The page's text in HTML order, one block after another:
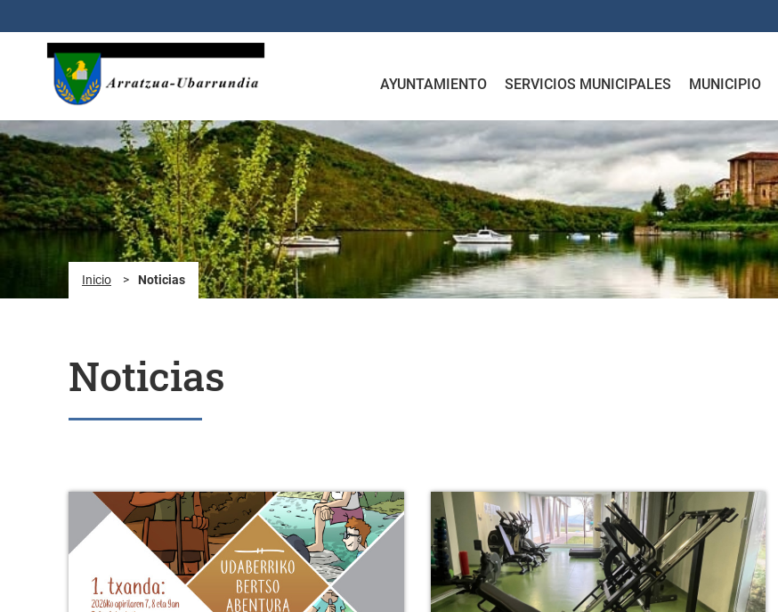
AYUNTAMIENTO SERVICIOS MUNICIPALES MUNICIPIO
Inicio > Noticias
Noticias